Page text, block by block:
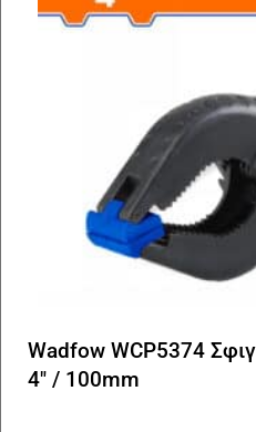
Wadfow WCP5374
4″ / 100mm